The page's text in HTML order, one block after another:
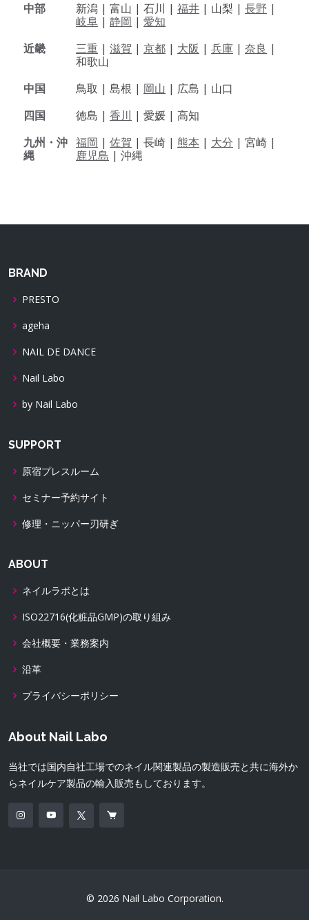
中部
新潟 | 富山 | 石川 | 福井 | 山梨 | 長野 |
岐阜 | 静岡 | 愛知
近畿
三重 | 滋賀 | 京都 | 大阪 | 兵庫 | 奈良 |
和歌山
中国
鳥取 | 島根 | 岡山 | 広島 | 山口
四国
徳島 | 香川 | 愛媛 | 高知
九州・沖
縄
福岡 | 佐賀 | 長崎 | 熊本 | 大分 | 宮崎 |
鹿児島 | 沖縄
BRAND
PRESTO
ageha
NAIL DE DANCE
Nail Labo
by Nail Labo
SUPPORT
原宿プレスルーム
セミナー予約サイト
修理・ニッパー刃研ぎ
ABOUT
ネイルラボとは
ISO22716(化粧品GMP)の取り組み
会社概要・業務案内
沿革
プライバシーポリシー
About Nail Labo
当社では国内自社工場でのネイル関連製品の製造販売と共に海外か
らネイルケア製品の輸入販売もしております。
© 2026 Nail Labo Corporation.